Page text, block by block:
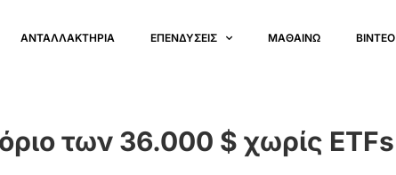
ΑΝΤΑΛΛΑΚΤΗΡΙΑ ΕΠΕΝΔΥΣΕΙΣ ΜΑΘΑΙΝΩ ΒΙΝΤΕΟ
των 36.000 $ χωρίς ETFs